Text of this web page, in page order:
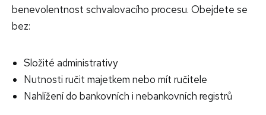
benevolentnost schvalovacího procesu. Obejdete se
bez:
Složité administrativy
Nutnosti ručit majetkem nebo mít ručitele
Nahlížení do bankovních i nebankovních registrů